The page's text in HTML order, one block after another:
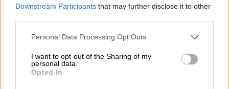
Downstream Participants that may further disclose it to other
Personal Data Processing Opt Outs
I want to opt-out of the Sharing of my
personal data.
Opted In
Para el juez, espero que sea justo.Espero que
encontró a su hija en condiciones
de su parte y haga que Vanesa pueda
descansar en paz como se merece. Creo en él